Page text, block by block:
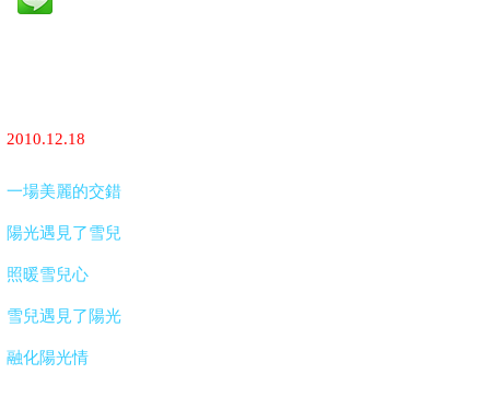
2010.12.18
一場美麗的交錯
陽光遇見了雪兒
照暖雪兒心
雪兒遇見了陽光
融化陽光情